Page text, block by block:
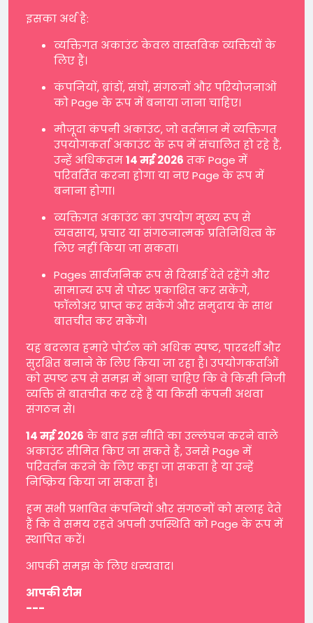
इसका अर्थ है:
व्यक्तिगत अकाउंट केवल वास्तविक व्यक्तियों के
लिए हैं।
कंपनियों, ब्रांडों, संघों, संगठनों और परियोजनाओं
को Page के रूप में बनाया जाना चाहिए।
मौजूदा कंपनी अकाउंट, जो वर्तमान में व्यक्तिगत
उपयोगकर्ता अकाउंट के रूप में संचालित हो रहे हैं,
उन्हें अधिकतम14 मई 2026 तक Page में
परिवर्तित करना होगा या नए Page के रूप में
बनाना होगा।
व्यक्तिगत अकाउंट का उपयोग मुख्य रूप से
व्यवसाय, प्रचार या संगठनात्मक प्रतिनिधित्व के
लिए नहीं किया जा सकता।
Pages सार्वजनिक रूप से दिखाई देते रहेंगे और
सामान्य रूप से पोस्ट प्रकाशित कर सकेंगे,
फॉलोअर प्राप्त कर सकेंगे और समुदाय के साथ
बातचीत कर सकेंगे।
यह बदलाव हमारे पोर्टल को अधिक स्पष्ट, पारदर्शी और
सुरक्षित बनाने के लिए किया जा रहा है। उपयोगकर्ताओं
को स्पष्ट रूप से समझ में आना चाहिए कि वे किसी निजी
व्यक्ति से बातचीत कर रहे हैं या किसी कंपनी अथवा
संगठन से।
14 मई 2026 के बाद इस नीति का उल्लंघन करने वाले
अकाउंट सीमित किए जा सकते हैं, उनसे Page में
परिवर्तन करने के लिए कहा जा सकता है या उन्हें
निष्क्रिय किया जा सकता है।
हम सभी प्रभावित कंपनियों और संगठनों को सलाह देते
हैं कि वे समय रहते अपनी उपस्थिति को Page के रूप में
स्थापित करें।
आपकी समझ के लिए धन्यवाद।
आपकी टीम
---